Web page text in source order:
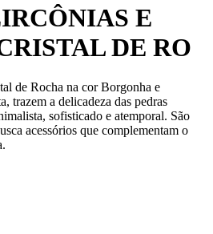
E
DE RO
de Rocha na cor Borgonha e
trazem a delicadeza das pedras
sofisticado e atemporal. São
acessórios que complementam o